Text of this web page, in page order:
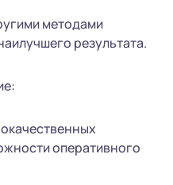
методами
результата.
оперативного